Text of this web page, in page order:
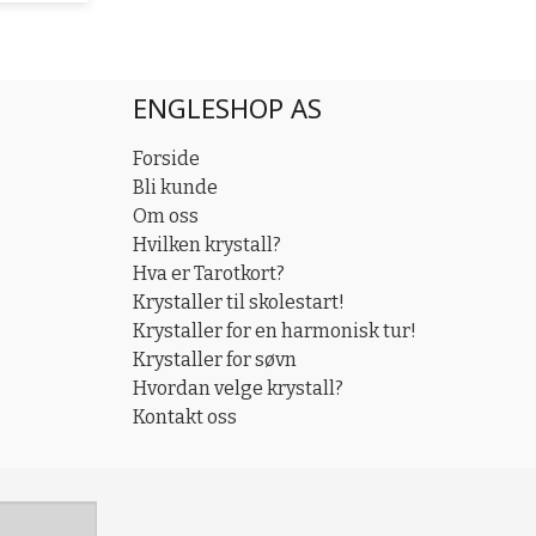
ENGLESHOP AS
Forside
Bli kunde
Om oss
Hvilken krystall?
Hva er Tarotkort?
Krystaller til skolestart!
Krystaller for en harmonisk tur!
Krystaller for søvn
Hvordan velge krystall?
Kontakt oss